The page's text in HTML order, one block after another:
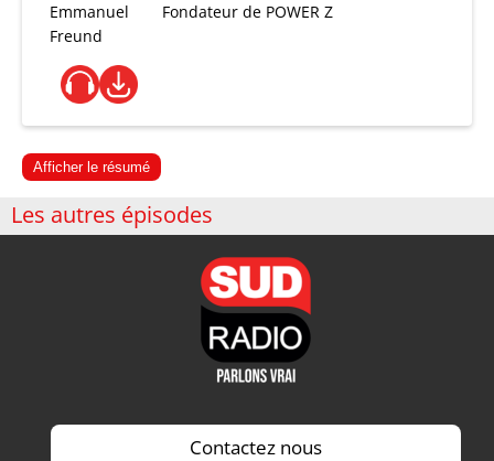
Emmanuel
Freund
Fondateur de POWER Z
Afficher le résumé
Les autres épisodes
Contactez nous